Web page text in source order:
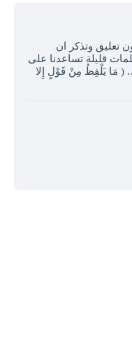
تعليق وتذكر ان
قليلة تساعدنا على
( مَا يَلْفِظُ مِنْ قَوْلٍ إِلا